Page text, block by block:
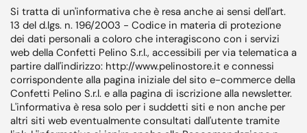
Si tratta di un'informativa che è resa anche ai sensi dell'art.
13 del d.lgs. n. 196/2003 - Codice in materia di protezione
dei dati personali a coloro che interagiscono con i servizi
web della Confetti Pelino S.r.l., accessibili per via telematica a
partire dall'indirizzo: http://www.pelinostore.it e connessi
corrispondente alla pagina iniziale del sito e-commerce della
Confetti Pelino S.r.l. e alla pagina di iscrizione alla newsletter.
L'informativa è resa solo per i suddetti siti e non anche per
altri siti web eventualmente consultati dall'utente tramite